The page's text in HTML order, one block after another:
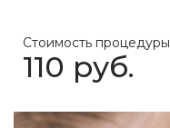
Стоимость процедуры
110 руб.